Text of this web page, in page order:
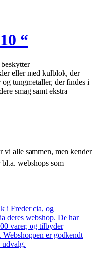
“
eller med kulblok, der
tungmetaller, der findes i
smag samt ekstra
vi alle sammen, men kender
bl.a. webshops som
i Fredericia, og
deres webshop. De har
varer, og tilbyder
er godkendt
udvalg.